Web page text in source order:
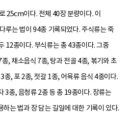
25cm이다. 전체 40장 분량이다. 이
루는 법이 94종 기록되었다. 주식류는 죽
12종이다. 부식류는 총 43종이다. 그중
, 채소음식 7종, 탕과 전골 4종, 볶기와 초
종, 포 2종, 젓갈 1종, 어육류 음식 4종이다.
3종, 음청류 2종 등 총 19종이다. 장류는
는 법과 장 담는 길일에 대한 기록이 있다.